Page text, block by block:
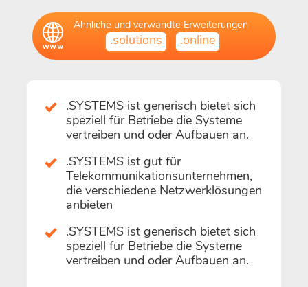
Ähnliche und verwandte Erweiterungen
.solutions .online
.SYSTEMS ist generisch bietet sich
speziell für Betriebe die Systeme
vertreiben und oder Aufbauen an.
.SYSTEMS ist gut für
Telekommunikationsunternehmen,
die verschiedene Netzwerklösungen
anbieten
.SYSTEMS ist generisch bietet sich
speziell für Betriebe die Systeme
vertreiben und oder Aufbauen an.